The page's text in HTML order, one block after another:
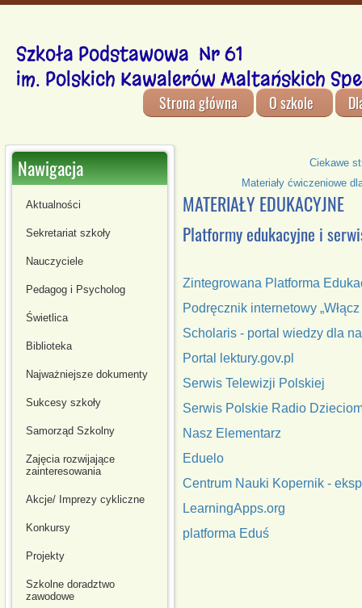
Szkoła Podstawowa Nr 61
im. Polskich Kawalerów Maltańskich
Strona główna O szkole
Nawigacja
Aktualności
Sekretariat szkoły
Nauczyciele
Pedagog i Psycholog
Świetlica
Biblioteka
Najważniejsze dokumenty
Sukcesy szkoły
Samorząd Szkolny
Zajęcia rozwijające
zainteresowania
Akcje/ Imprezy cykliczne
Konkursy
Projekty
Szkolne doradztwo
zawodowe
Ciekawe
Materiały ćwiczeniowe
MATERIAŁY EDUKACYJNE
Platformy edukacyjne i
Zintegrowana Platforma
Podręcznik internetowy
Scholaris - portal wiedzy dla
Portal lektury.gov.pl
Serwis Telewizji Polskiej
Serwis Polskie Radio
Nasz Elementarz
Eduelo
Centrum Nauki Kopernik -
LearningApps.org
platforma Eduś